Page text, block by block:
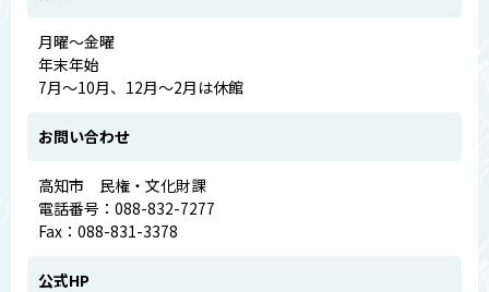
月曜～金曜
年末年始
7月～10月、12月～2月は休館
お問い合わせ
高知市 民権・文化財課
電話番号：088-832-7277
Fax：088-831-3378
公式HP